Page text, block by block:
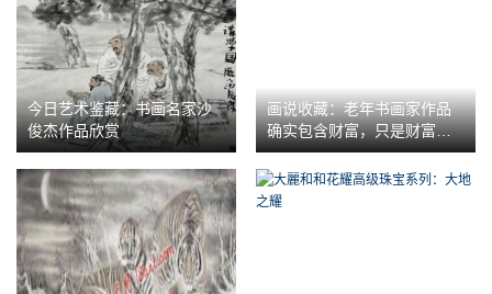
今日艺术鉴藏：书画名家沙
俊杰作品欣赏
画说收藏：老年书画家作品
确实包含财富，只是财富是
属于经营者的